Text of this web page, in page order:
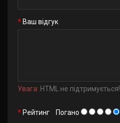
Ваш відгук
Увага: HTML не підтримується!
Рейтинг Погано